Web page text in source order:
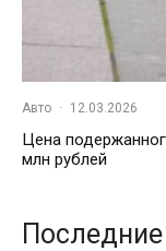
Авто · 12.03.2026
Цена
млн рублей